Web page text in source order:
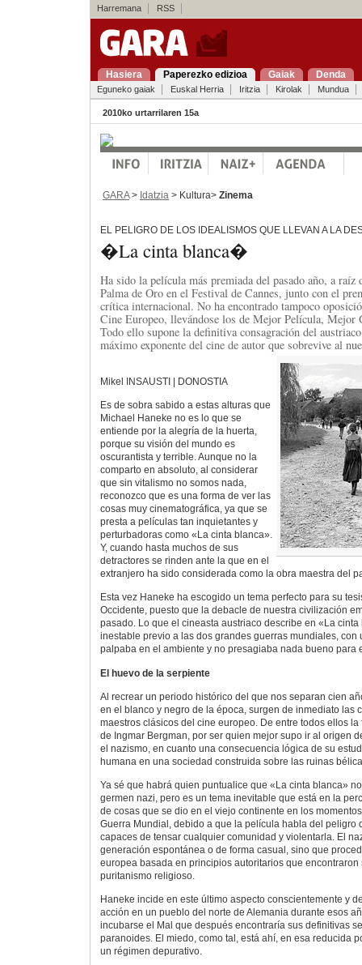
Harremana RSS
Hasiera Paperezko edizioa Gaiak Denda
Eguneko gaiak Euskal Herria Iritzia Kirolak Mundua
2010ko urtarrilaren 15a
GARA> Idatzia > Kultura> Zinema
EL PELIGRO DE LOS IDEALISMOS QUE LLEVAN A LA
�La cinta blanca�
Ha sido la película más premiada del pasado año, a raíz
Palma de Oro en el Festival de Cannes, junto con el
crítica internacional. No ha encontrado tampoco
Cine Europeo, llevándose los de Mejor Película,
Todo ello supone la definitiva consagración del
máximo exponente del cine de autor que sobrevive al
Mikel INSAUSTI | DONOSTIA
Es de sobra sabido a estas alturas que
Michael Haneke no es lo que se
entiende por la alegría de la huerta,
porque su visión del mundo es
oscurantista y terrible. Aunque no la
comparto en absoluto, al considerar
que sin vitalismo no somos nada,
reconozco que es una forma de ver las
cosas muy cinematográfica, ya que se
presta a películas tan inquietantes y
perturbadoras como «La cinta blanca».
Y, cuando hasta muchos de sus
detractores se rinden ante la que en el
extranjero ha sido considerada como la obra maestra del
Esta vez Haneke ha escogido un tema perfecto para su
Occidente, puesto que la debacle de nuestra civilización
pasado. Lo que el cineasta austriaco describe en «La
inestable previo a las dos grandes guerras mundiales, con
palpaba en el ambiente y no presagiaba nada bueno para
El huevo de la serpiente
Al recrear un periodo histórico del que nos separan cien
en el blanco y negro de la época, surgen de inmediato las
maestros clásicos del cine europeo. De entre todos ellos
de Ingmar Bergman, por ser quien mejor supo ir al origen
el nazismo, en cuanto una consecuencia lógica de su
humana en una sociedad construida sobre las ruinas
Ya sé que habrá quien puntualice que «La cinta blanca»
germen nazi, pero es un tema inevitable que está en la
de cosas que se dio en el viejo continente en los
Guerra Mundial, debido a que la película habla del peligro
capaces de tensar cualquier comunidad y violentarla. El
generación espontánea o de forma casual, sino que
europea basada en principios autoritarios que
puritanismo religioso.
Haneke incide en este último aspecto conscientemente y
acción en un pueblo del norte de Alemania durante esos
incubarse el Mal que después encontraría sus definitivas
paranoides. El miedo, como tal, está ahí, en esa reducida
un régimen depurativo.